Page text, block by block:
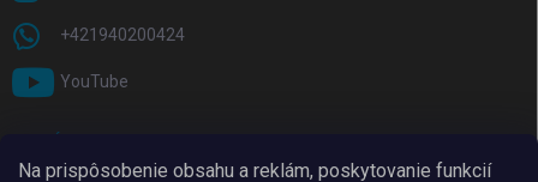
Na prispôsobenie obsahu a reklám, poskytovanie funkcií
+421940200424
YouTube